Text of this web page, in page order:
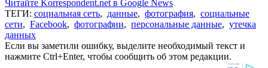
Читайте Korrespondent.net в Google News
ТЕГИ: социальная сеть, данные, фотография, социальные
сети, Facebook, фотографии, персональные данные, утечка
данных
Если вы заметили ошибку, выделите необходимый текст и
нажмите Ctrl+Enter, чтобы сообщить об этом редакции.